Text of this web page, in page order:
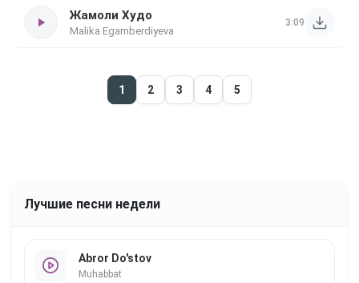
Жамоли Худо
Malika Egamberdiyeva
3:09
1 2 3 4 5
Лучшие песни недели
Abror Do'stov
Muhabbat